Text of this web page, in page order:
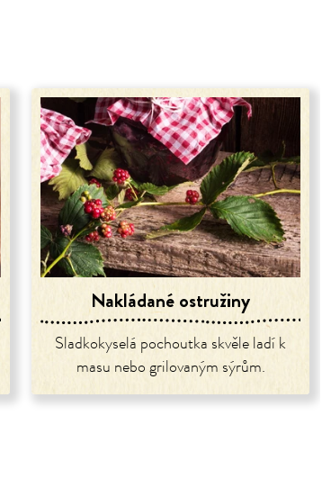
Nakládané ostružiny
Sladkokyselá pochoutka skvěle ladí k
masu nebo grilovaným sýrům.